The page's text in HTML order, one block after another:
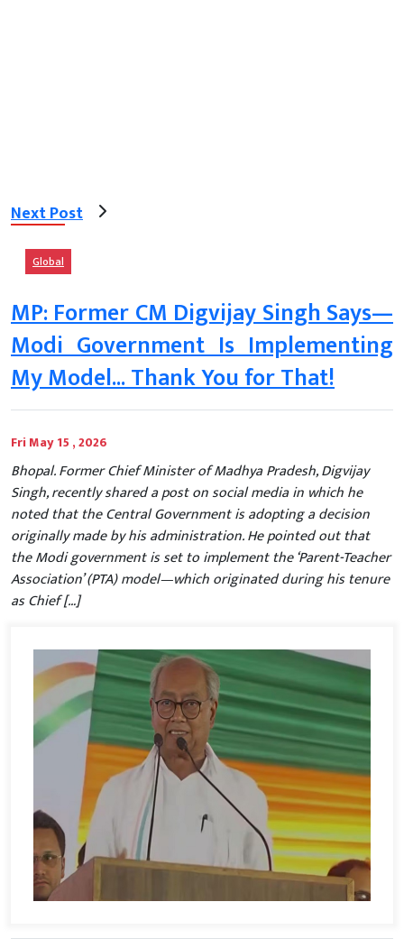
Next Post
Global
MP: Former CM Digvijay Singh Says—
Modi Government Is Implementing
My Model... Thank You for That!
Fri May 15 , 2026
Bhopal. Former Chief Minister of Madhya Pradesh, Digvijay
Singh, recently shared a post on social media in which he
noted that the Central Government is adopting a decision
originally made by his administration. He pointed out that
the Modi government is set to implement the ‘Parent-Teacher
Association’ (PTA) model—which originated during his tenure
as Chief […]